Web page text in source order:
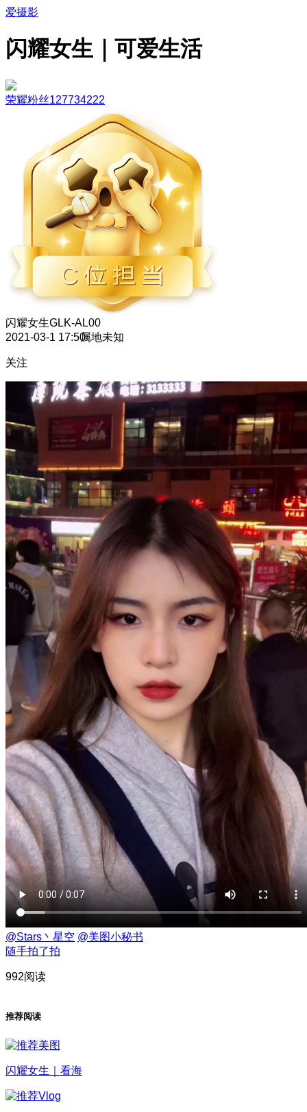
爱摄影
闪耀女生｜可爱生活
荣耀粉丝127734222
闪耀女生GLK-AL00
2021-03-1 17:50属地未知
关注
@Stars丶星空 @美图小秘书
随手拍了拍
992阅读
推荐阅读
闪耀女生｜看海